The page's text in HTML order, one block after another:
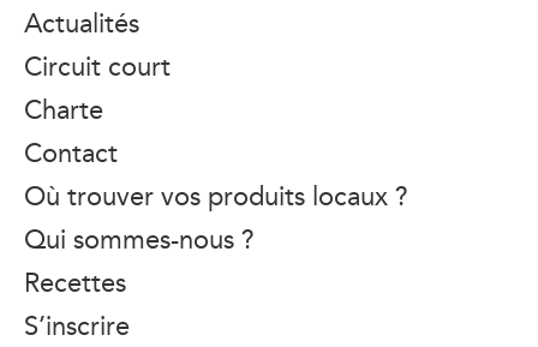
Actualités
Circuit court
Charte
Contact
Où trouver vos produits locaux ?
Qui sommes-nous ?
Recettes
S’inscrire